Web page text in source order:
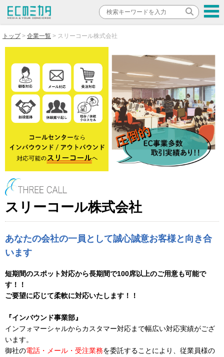
トップ 企業一覧 スリーコール株式会社
スリーコール株式会社
あなたの会社の一員として誠心誠意お客様と向き合
います
短期間のスポット対応から長期間で100席以上のご用意も可能で
す！！
ご要望に応じて柔軟に対応いたします！！
『インバウンド事業部』
インフォマーシャルからカスタマー対応まで幅広い対応実績がござ
います。
御社の電話・メール・受注業務を委託することにより、従業員様の